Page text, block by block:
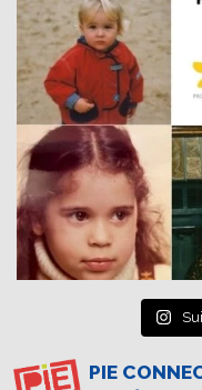
PIE